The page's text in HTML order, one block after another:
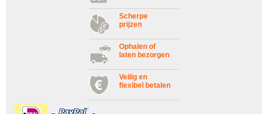
Scherpe
prijzen
Ophalen of
laten bezorgen
Veilig en
flexibel betalen